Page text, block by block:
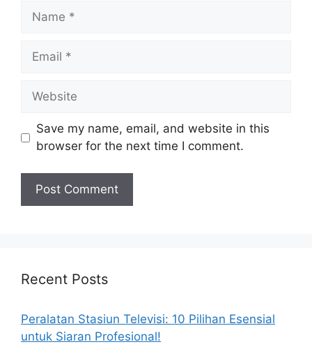
Name
Email
Website
Save my name, email, and website in this
browser for the next time I comment.
Recent Posts
Peralatan Stasiun Televisi: 10 Pilihan Esensial
untuk Siaran Profesional!